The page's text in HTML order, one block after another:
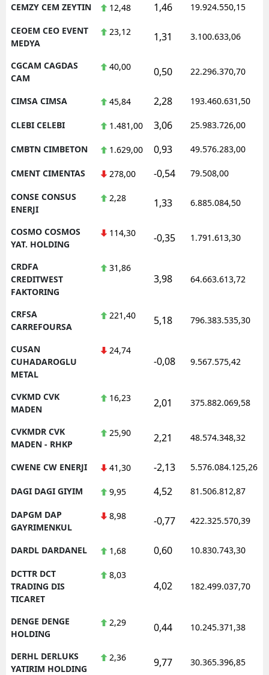
CEMZY CEM ZEYTIN 12,48 1,46 19.924.550,15
CEOEM CEO EVENT
MEDYA
23,12 1,31 3.100.633,06
CGCAM CAGDAS
CAM
40,00 0,50 22.296.370,70
CIMSA CIMSA 45,84 2,28 193.460.631,50
CLEBI CELEBI 1.481,00 3,06 25.983.726,00
CMBTN CIMBETON 1.629,00 0,93 49.576.283,00
CMENT CIMENTAS 278,00 -0,54 79.508,00
CONSE CONSUS
ENERJI
2,28 1,33 6.885.084,50
COSMO COSMOS
YAT. HOLDING
114,30 -0,35 1.791.613,30
CRDFA
CREDITWEST
FAKTORING
31,86
3,98 64.663.613,72
CRFSA
CARREFOURSA
221,40 5,18 796.383.535,30
CUSAN
CUHADAROGLU
METAL
24,74
-0,08 9.567.575,42
CVKMD CVK
MADEN
16,23 2,01 375.882.069,58
CVKMDR CVK
MADEN - RHKP
25,90 2,21 48.574.348,32
CWENE CW ENERJI 41,30 -2,13 5.576.084.125,26
DAGI DAGI GIYIM 9,95 4,52 81.506.812,87
DAPGM DAP
GAYRIMENKUL
8,98 -0,77 422.325.570,39
DARDL DARDANEL 1,68 0,60 10.830.743,30
DCTTR DCT
TRADING DIS
TICARET
8,03
4,02 182.499.037,70
DENGE DENGE
HOLDING
2,29 0,44 10.245.371,38
DERHL DERLUKS
YATIRIM HOLDING
2,36 9,77 30.365.396,85